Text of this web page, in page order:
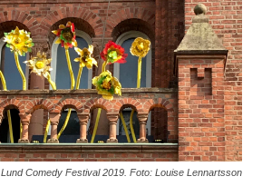
Lund Comedy Festival 2019. Foto: Louise Lennartsson